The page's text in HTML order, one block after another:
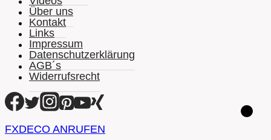
Über uns
Kontakt
Links
Impressum
Datenschutzerklärung
AGB´s
Widerrufsrecht
FXDECO ANRUFEN